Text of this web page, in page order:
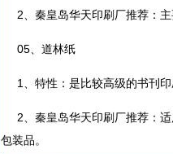
2、秦皇岛华天印刷厂推荐：
05、道林纸
1、特性：是比较高级的书刊
2、秦皇岛华天印刷厂推荐：
包装品。